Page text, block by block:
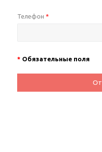
Телефон *
* Обязательные поля